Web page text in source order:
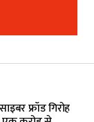
फ्रॉड गिरोह